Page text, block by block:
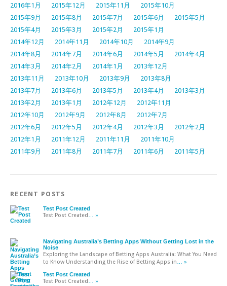
2016年1月
2015年12月 2015年11月
2015年10月
2015年9月
2015年8月 2015年7月 2015年6月
2015年5月
2015年4月
2015年3月 2015年2月
2015年1月
2014年12月
2014年11月 2014年10月
2014年9月
2014年8月
2014年7月 2014年6月 2014年5月
2014年4月
2014年3月
2014年2月 2014年1月
2013年12月
2013年11月
2013年10月 2013年9月
2013年8月
2013年7月
2013年6月 2013年5月 2013年4月
2013年3月
2013年2月
2013年1月 2012年12月
2012年11月
2012年10月
2012年9月 2012年8月
2012年7月
2012年6月
2012年5月 2012年4月 2012年3月
2012年2月
2012年1月
2011年12月 2011年11月
2011年10月
2011年9月
2011年8月 2011年7月 2011年6月 2011年5月
RECENT POSTS
Test Post Created
Test Post Created … »
Navigating Australia’s Betting Apps Without Getting Lost in the
Noise
Exploring the Landscape of Betting Apps Australia: What You Need
to Know Understanding the Rise of Betting Apps in … »
Test Post Created
Test Post Created … »